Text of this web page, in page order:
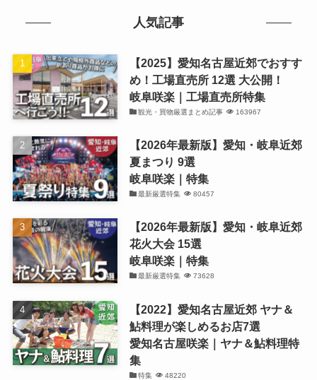
人気記事
【2025】愛知名古屋近郊でおすす
め！工場直売所 12選 大公開！
岐阜咲楽｜工場直売所特集
観光・買物厳選まとめ記事 163967
【2026年最新版】愛知・岐阜近郊
夏まつり 9選
岐阜咲楽｜特集
最新厳選特集 80457
【2026年最新版】愛知・岐阜近郊
花火大会 15選
岐阜咲楽｜特集
最新厳選特集 73628
【2022】愛知名古屋近郊 ヤナ＆
鮎料理が楽しめるお店7選
愛知名古屋咲楽｜ヤナ＆鮎料理特
集
特集 48220